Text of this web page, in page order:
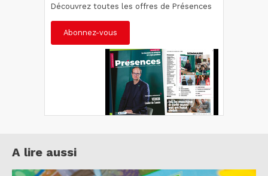
Découvrez toutes les offres de Présences
Abonnez-vous
A lire aussi